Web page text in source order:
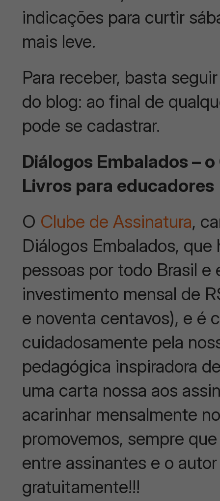
indicações para curtir
mais leve.
Para receber, basta
do blog: ao final de
pode se cadastrar.
Diálogos Embalados –
Livros para educadores
O Clube de Assinatura,
Diálogos Embalados,
pessoas por todo Brasil e
investimento mensal de
e noventa centavos), e é
cuidadosamente pela
pedagógica inspiradora
uma carta nossa aos
acarinhar mensalmente
promovemos, sempre
entre assinantes e o
gratuitamente!!!